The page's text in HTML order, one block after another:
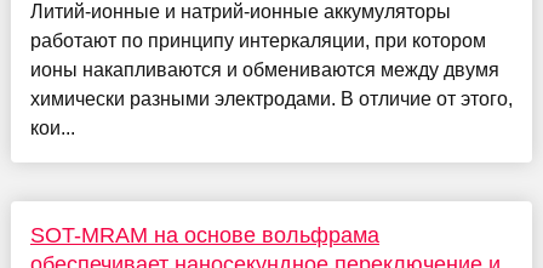
Литий-ионные и натрий-ионные аккумуляторы
работают по принципу интеркаляции, при котором
ионы накапливаются и обмениваются между двумя
химически разными электродами. В отличие от этого,
кои...
SOT-MRAM на основе вольфрама